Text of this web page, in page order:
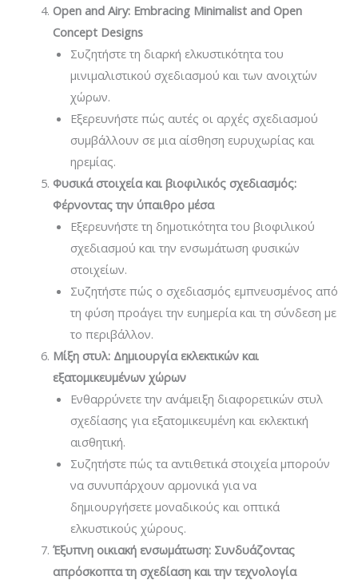
Open and Airy: Embracing Minimalist and Open
Concept Designs
Συζητήστε τη διαρκή ελκυστικότητα του
μινιμαλιστικού σχεδιασμού και των ανοιχτών
χώρων.
Εξερευνήστε πώς αυτές οι αρχές σχεδιασμού
συμβάλλουν σε μια αίσθηση ευρυχωρίας και
ηρεμίας.
Φυσικά στοιχεία και βιοφιλικός σχεδιασμός:
Φέρνοντας την ύπαιθρο μέσα
Εξερευνήστε τη δημοτικότητα του βιοφιλικού
σχεδιασμού και την ενσωμάτωση φυσικών
στοιχείων.
Συζητήστε πώς ο σχεδιασμός εμπνευσμένος από
τη φύση προάγει την ευημερία και τη σύνδεση με
το περιβάλλον.
Μίξη στυλ: Δημιουργία εκλεκτικών και
εξατομικευμένων χώρων
Ενθαρρύνετε την ανάμειξη διαφορετικών στυλ
σχεδίασης για εξατομικευμένη και εκλεκτική
αισθητική.
Συζητήστε πώς τα αντιθετικά στοιχεία μπορούν
να συνυπάρχουν αρμονικά για να
δημιουργήσετε μοναδικούς και οπτικά
ελκυστικούς χώρους.
Έξυπνη οικιακή ενσωμάτωση: Συνδυάζοντας
απρόσκοπτα τη σχεδίαση και την τεχνολογία